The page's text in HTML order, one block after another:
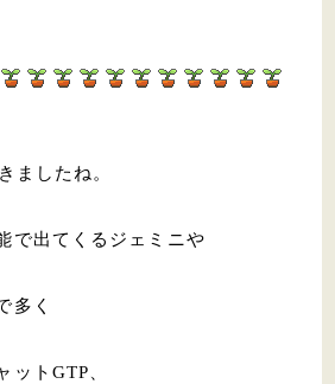
ましたね。
で出てくるジェミニや
多く
ットGTP、